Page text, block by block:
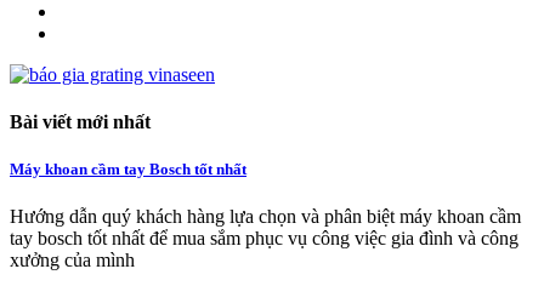
Bài viết mới nhất
Máy khoan cầm tay Bosch tốt nhất
Hướng dẫn quý khách hàng lựa chọn và phân biệt máy khoan cầm
tay bosch tốt nhất để mua sắm phục vụ công việc gia đình và công
xưởng của mình